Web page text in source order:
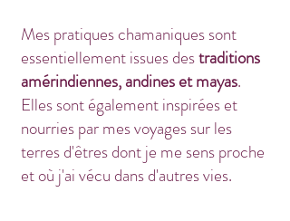
Mes pratiques chamaniques sont
essentiellement issues destraditions
amérindiennes, andines et mayas.
Elles sont également inspirées et
nourries par mes voyages sur les
terres d'êtres dont je me sens proche
et où j'ai vécu dans d'autres vies.